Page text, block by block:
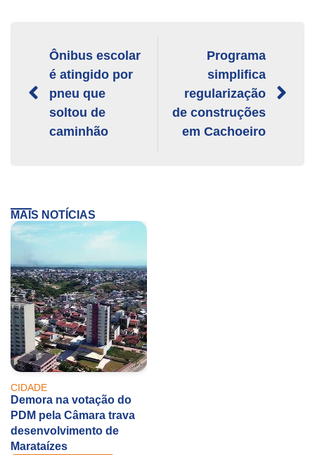
Ônibus escolar
é atingido por
pneu que
soltou de
caminhão
Programa
simplifica
regularização
de construções
em Cachoeiro
MAIS NOTÍCIAS
CIDADE
Demora na votação do
PDM pela Câmara trava
desenvolvimento de
Marataízes